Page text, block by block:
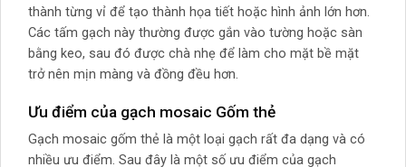
thành từng vỉ để tạo thành họa tiết hoặc hình ảnh lớn hơn.
Các tấm gạch này thường được gắn vào tường hoặc sàn
bằng keo, sau đó được chà nhẹ để làm cho mặt bề mặt
trở nên mịn màng và đồng đều hơn.
Ưu điểm của gạch mosaic Gốm thẻ
Gạch mosaic gốm thẻ là một loại gạch rất đa dạng và có
nhiều ưu điểm. Sau đây là một số ưu điểm của gạch